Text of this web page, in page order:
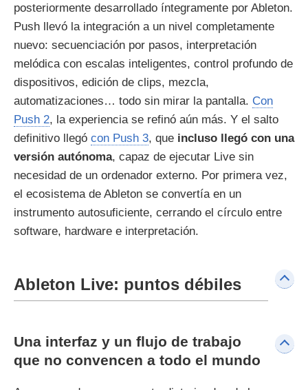
posteriormente desarrollado íntegramente por Ableton.
Push llevó la integración a un nivel completamente
nuevo: secuenciación por pasos, interpretación
melódica con escalas inteligentes, control profundo de
dispositivos, edición de clips, mezcla,
automatizaciones… todo sin mirar la pantalla. Con
Push 2, la experiencia se refinó aún más. Y el salto
definitivo llegó con Push 3, que incluso llegó con una
versión autónoma, capaz de ejecutar Live sin
necesidad de un ordenador externo. Por primera vez,
el ecosistema de Ableton se convertía en un
instrumento autosuficiente, cerrando el círculo entre
software, hardware e interpretación.
Ableton Live: puntos débiles
Una interfaz y un flujo de trabajo
que no convencen a todo el mundo